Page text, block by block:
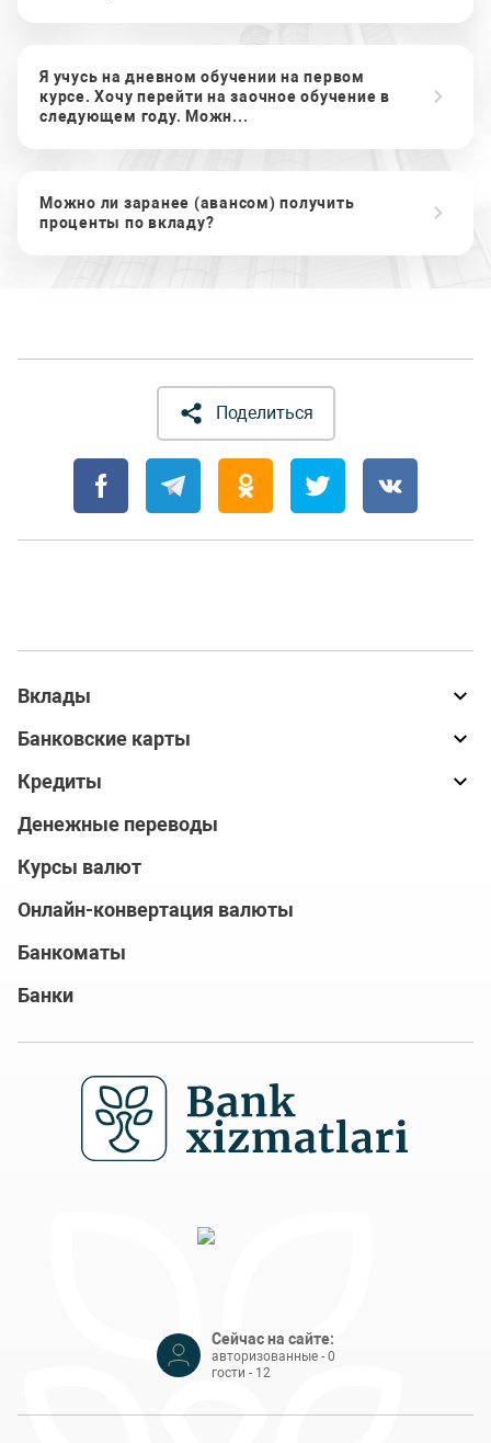
Я учусь на дневном обучении на первом
курсе. Хочу перейти на заочное обучение в
следующем году. Можн...
Можно ли заранее (авансом) получить
проценты по вкладу?
Поделиться
Вклады
Банковские карты
Кредиты
Денежные переводы
Курсы валют
Онлайн-конвертация валюты
Банкоматы
Банки
Сейчас на сайте:
авторизованные - 0
гости - 12